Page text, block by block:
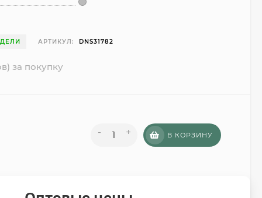
АРТИКУЛ: DNS31782
за покупку
- + В КОРЗИНУ